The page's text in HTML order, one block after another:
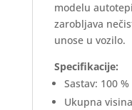
modelu
zarobljava
unose u vozilo.
Specifikacije:
Sastav: 100
Ukupna